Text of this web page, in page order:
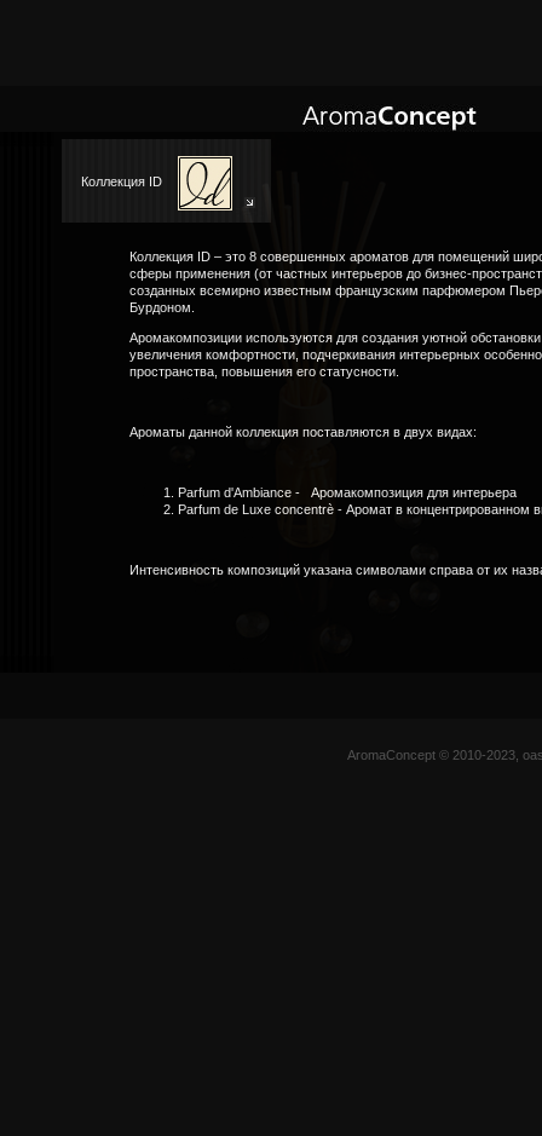
Коллекция ID
Коллекция ID – это 8 совершенных ароматов для помещений
сферы применения (от частных интерьеров до бизнес-
созданных вcемирно известным французским парфюмером
Бурдоном.
Аромакомпозиции используются для создания уютной
увеличения комфортности, подчеркивания интерьерных
пространства, повышения его статусности.
Ароматы данной коллекция поставляются в двух видах:
Parfum d'Ambiance - Аромакомпозиция для интерьера
Parfum de Luxe concentrè - Аромат в концентрированном
Интенсивность композиций указана символами справа от их
AromaConcept © 2010-2023,